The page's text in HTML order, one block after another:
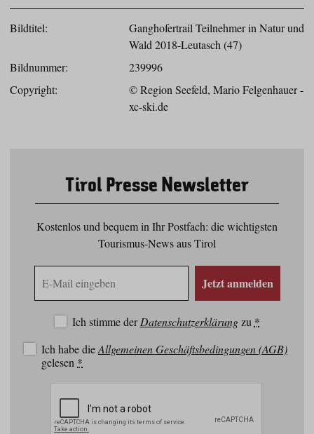
Bildtitel:
Ganghofertrail Teilnehmer in Natur und
Wald 2018-Leutasch (47)
Bildnummer:
239996
Copyright:
© Region Seefeld, Mario Felgenhauer -
xc-ski.de
Tirol Presse Newsletter
Kostenlos und bequem in Ihr Postfach: die wichtigsten
Tourismus-News aus Tirol
Mail
Jetzt anmelden
Ich stimme derDatenschutzerklärungzu *
Ich habe dieAllgemeinen Geschäftsbedingungen (AGB)
gelesen *